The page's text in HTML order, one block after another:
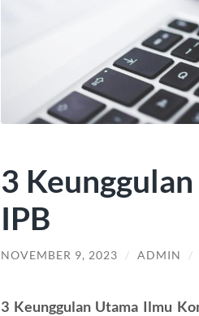
3
IPB
NOVEMBER 9, 2023 / ADMIN /
3 Keunggulan Utama Ilmu